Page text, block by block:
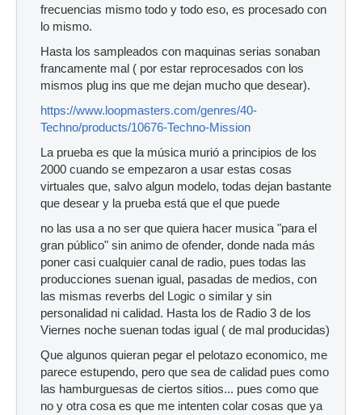
frecuencias mismo todo y todo eso, es procesado con
lo mismo.
Hasta los sampleados con maquinas serias sonaban
francamente mal ( por estar reprocesados con los
mismos plug ins que me dejan mucho que desear).
https://www.loopmasters.com/genres/40-
Techno/products/10676-Techno-Mission
La prueba es que la música murió a principios de los
2000 cuando se empezaron a usar estas cosas
virtuales que, salvo algun modelo, todas dejan bastante
que desear y la prueba está que el que puede
no las usa a no ser que quiera hacer musica "para el
gran público" sin animo de ofender, donde nada más
poner casi cualquier canal de radio, pues todas las
producciones suenan igual, pasadas de medios, con
las mismas reverbs del Logic o similar y sin
personalidad ni calidad. Hasta los de Radio 3 de los
Viernes noche suenan todas igual ( de mal producidas)
Que algunos quieran pegar el pelotazo economico, me
parece estupendo, pero que sea de calidad pues como
las hamburguesas de ciertos sitios... pues como que
no y otra cosa es que me intenten colar cosas que ya